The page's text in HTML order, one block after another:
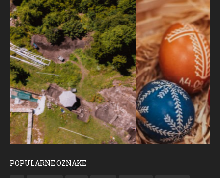
POPULARNE OZNAKE